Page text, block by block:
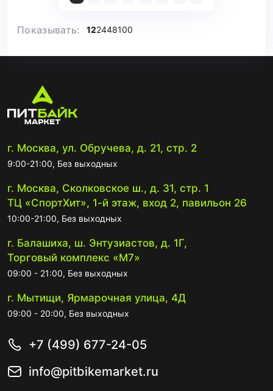
Показывать: 122448100
г. Москва, ул. Обручева, д. 21, стр. 2
9:00-21:00, Без выходных
г. Москва, Сколковское ш., д. 31, стр. 1
ТЦ «СпортХит», 1-й этаж, вход 2, павильон 26
10:00-21:00, Без выходных
г. Балашиха, ш. Энтузиастов, д. 1Г,
Торговый комплекс «М7»
09:00 - 21:00, Без выходных
г. Мытищи, Ярмарочная улица, 4Д
09:00 - 20:00, Без выходных
+7 (499) 677-24-05
info@pitbikemarket.ru